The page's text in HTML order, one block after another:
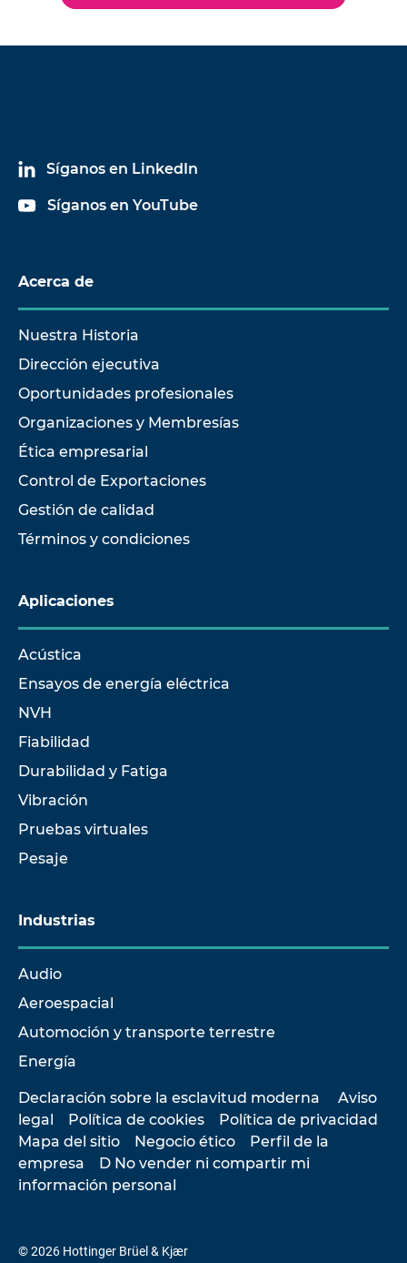
Síganos en LinkedIn
Síganos en YouTube
Acerca de
Nuestra Historia
Dirección ejecutiva
Oportunidades profesionales
Organizaciones y Membresías
Ética empresarial
Control de Exportaciones
Gestión de calidad
Términos y condiciones
Aplicaciones
Acústica
Ensayos de energía eléctrica
NVH
Fiabilidad
Durabilidad y Fatiga
Vibración
Pruebas virtuales
Pesaje
Industrias
Audio
Aeroespacial
Automoción y transporte terrestre
Energía
Declaración sobre la esclavitud moderna
Aviso
legal
Política de cookies
Política de privacidad
Mapa del sitio
Negocio ético
Perfil de la
empresa
D No vender ni compartir mi
información personal
© 2026 Hottinger Brüel & Kjær